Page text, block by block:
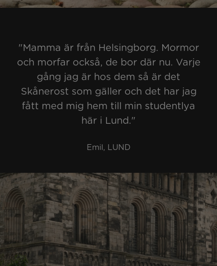
"Mamma är från Helsingborg. Mormor
och morfar också, de bor där nu. Varje
gång jag är hos dem så är det
Skånerost som gäller och det har jag
fått med mig hem till min studentlya
här i Lund."
Emil, LUND